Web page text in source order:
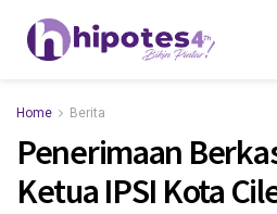
Home Berita
Penerimaan
Ketua IPSI Kota